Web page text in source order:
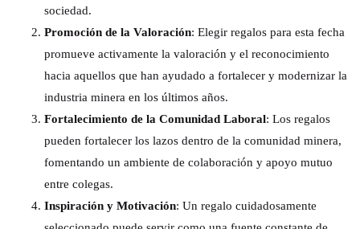
sociedad.
Promoción de la Valoración: Elegir regalos para esta fecha
promueve activamente la valoración y el reconocimiento
hacia aquellos que han ayudado a fortalecer y modernizar la
industria minera en los últimos años.
Fortalecimiento de la Comunidad Laboral: Los regalos
pueden fortalecer los lazos dentro de la comunidad minera,
fomentando un ambiente de colaboración y apoyo mutuo
entre colegas.
Inspiración y Motivación: Un regalo cuidadosamente